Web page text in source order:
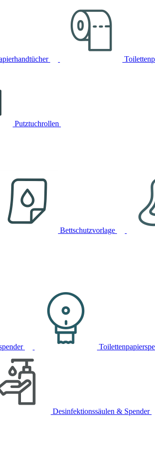
Putztuchrollen
Bettschutzvorlage
Desinfektionssäulen & Spender